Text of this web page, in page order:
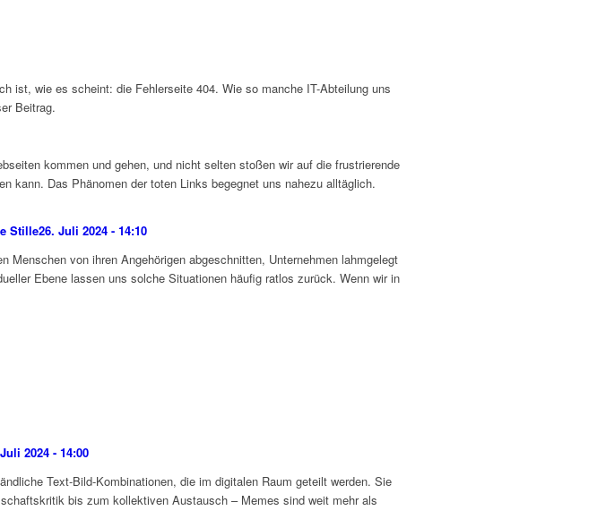
ist, wie es scheint: die Fehlerseite 404. Wie so manche IT-Abteilung uns
Beitrag.
kommen und gehen, und nicht selten stoßen wir auf die frustrierende
kann. Das Phänomen der toten Links begegnet uns nahezu alltäglich.
Stille26. Juli 2024 - 14:10
Menschen von ihren Angehörigen abgeschnitten, Unternehmen lahmgelegt
Ebene lassen uns solche Situationen häufig ratlos zurück. Wenn wir in
2024 - 14:00
Text-Bild-Kombinationen, die im digitalen Raum geteilt werden. Sie
bis zum kollektiven Austausch – Memes sind weit mehr als